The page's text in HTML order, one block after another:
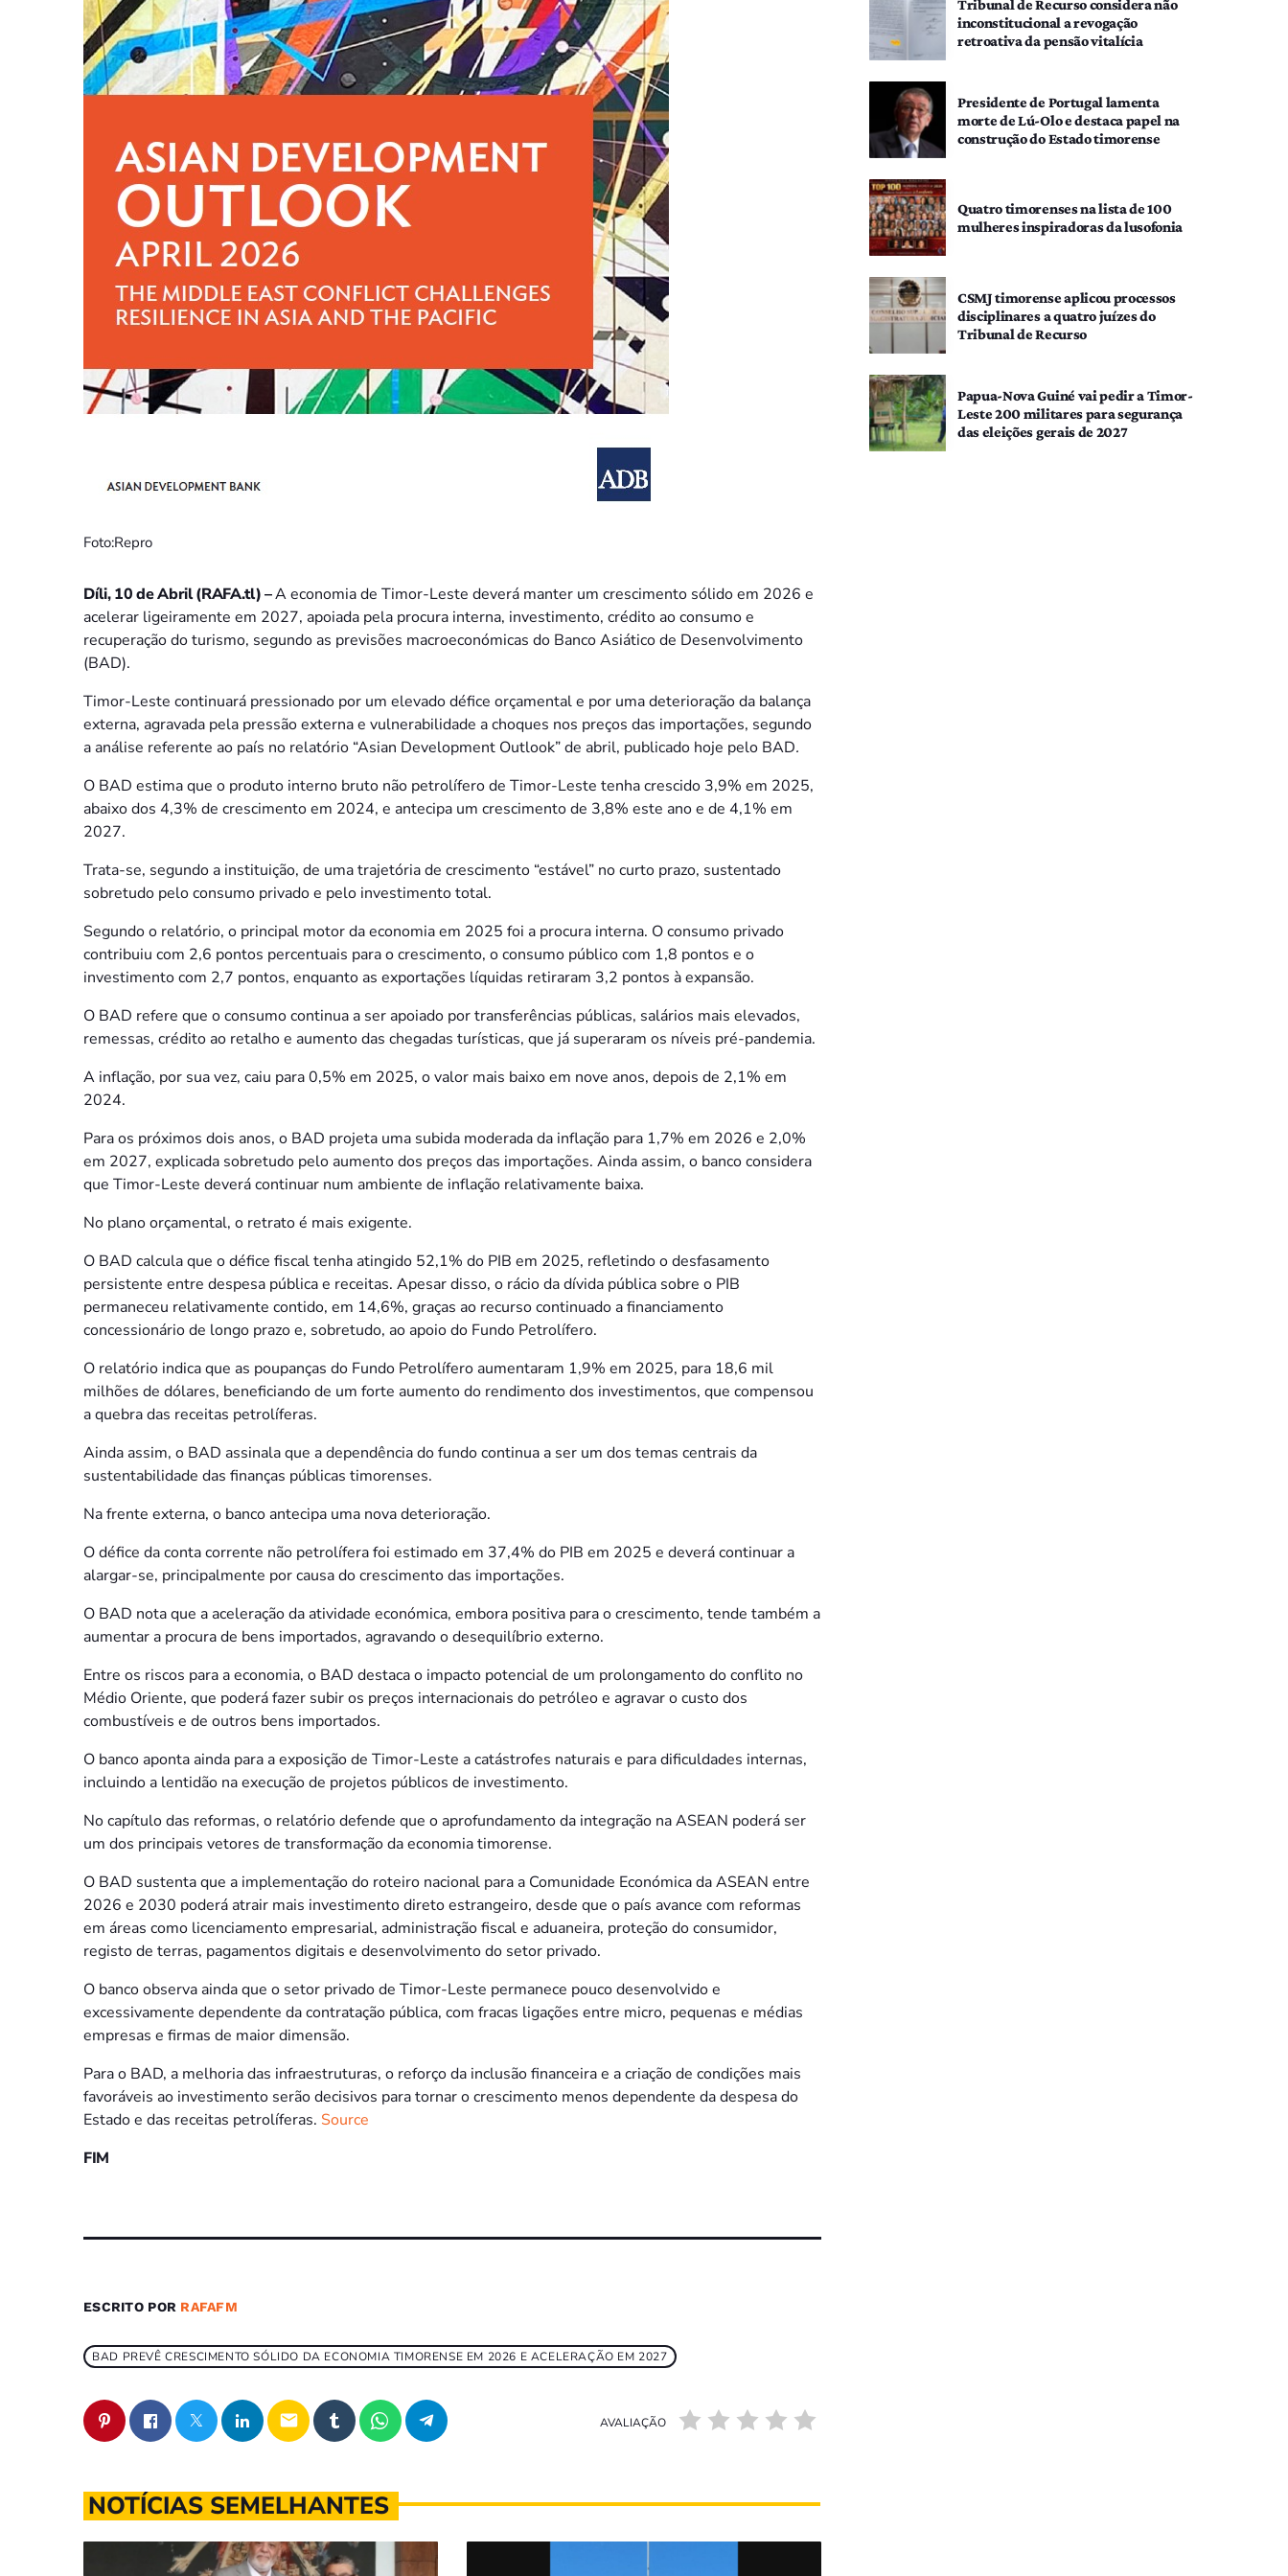
Foto:Repro
Díli, 10 de Abril (RAFA.tl) –A economia de Timor-Leste deverá manter um crescimento sólido em 2026 e
acelerar ligeiramente em 2027, apoiada pela procura interna, investimento, crédito ao consumo e
recuperação do turismo, segundo as previsões macroeconómicas do Banco Asiático de Desenvolvimento
(BAD).
Timor-Leste continuará pressionado por um elevado défice orçamental e por uma deterioração da balança
externa, agravada pela pressão externa e vulnerabilidade a choques nos preços das importações, segundo
a análise referente ao país no relatório “Asian Development Outlook” de abril, publicado hoje pelo BAD.
O BAD estima que o produto interno bruto não petrolífero de Timor-Leste tenha crescido 3,9% em 2025,
abaixo dos 4,3% de crescimento em 2024, e antecipa um crescimento de 3,8% este ano e de 4,1% em
2027.
Trata-se, segundo a instituição, de uma trajetória de crescimento “estável” no curto prazo, sustentado
sobretudo pelo consumo privado e pelo investimento total.
Segundo o relatório, o principal motor da economia em 2025 foi a procura interna. O consumo privado
contribuiu com 2,6 pontos percentuais para o crescimento, o consumo público com 1,8 pontos e o
investimento com 2,7 pontos, enquanto as exportações líquidas retiraram 3,2 pontos à expansão.
O BAD refere que o consumo continua a ser apoiado por transferências públicas, salários mais elevados,
remessas, crédito ao retalho e aumento das chegadas turísticas, que já superaram os níveis pré-pandemia.
A inflação, por sua vez, caiu para 0,5% em 2025, o valor mais baixo em nove anos, depois de 2,1% em
2024.
Para os próximos dois anos, o BAD projeta uma subida moderada da inflação para 1,7% em 2026 e 2,0%
em 2027, explicada sobretudo pelo aumento dos preços das importações. Ainda assim, o banco considera
que Timor-Leste deverá continuar num ambiente de inflação relativamente baixa.
No plano orçamental, o retrato é mais exigente.
O BAD calcula que o défice fiscal tenha atingido 52,1% do PIB em 2025, refletindo o desfasamento
persistente entre despesa pública e receitas. Apesar disso, o rácio da dívida pública sobre o PIB
permaneceu relativamente contido, em 14,6%, graças ao recurso continuado a financiamento
concessionário de longo prazo e, sobretudo, ao apoio do Fundo Petrolífero.
O relatório indica que as poupanças do Fundo Petrolífero aumentaram 1,9% em 2025, para 18,6 mil
milhões de dólares, beneficiando de um forte aumento do rendimento dos investimentos, que compensou
a quebra das receitas petrolíferas.
Ainda assim, o BAD assinala que a dependência do fundo continua a ser um dos temas centrais da
sustentabilidade das finanças públicas timorenses.
Na frente externa, o banco antecipa uma nova deterioração.
O défice da conta corrente não petrolífera foi estimado em 37,4% do PIB em 2025 e deverá continuar a
alargar-se, principalmente por causa do crescimento das importações.
O BAD nota que a aceleração da atividade económica, embora positiva para o crescimento, tende também a
aumentar a procura de bens importados, agravando o desequilíbrio externo.
Entre os riscos para a economia, o BAD destaca o impacto potencial de um prolongamento do conflito no
Médio Oriente, que poderá fazer subir os preços internacionais do petróleo e agravar o custo dos
combustíveis e de outros bens importados.
O banco aponta ainda para a exposição de Timor-Leste a catástrofes naturais e para dificuldades internas,
incluindo a lentidão na execução de projetos públicos de investimento.
No capítulo das reformas, o relatório defende que o aprofundamento da integração na ASEAN poderá ser
um dos principais vetores de transformação da economia timorense.
O BAD sustenta que a implementação do roteiro nacional para a Comunidade Económica da ASEAN entre
2026 e 2030 poderá atrair mais investimento direto estrangeiro, desde que o país avance com reformas
em áreas como licenciamento empresarial, administração fiscal e aduaneira, proteção do consumidor,
registo de terras, pagamentos digitais e desenvolvimento do setor privado.
O banco observa ainda que o setor privado de Timor-Leste permanece pouco desenvolvido e
excessivamente dependente da contratação pública, com fracas ligações entre micro, pequenas e médias
empresas e firmas de maior dimensão.
Para o BAD, a melhoria das infraestruturas, o reforço da inclusão financeira e a criação de condições mais
favoráveis ao investimento serão decisivos para tornar o crescimento menos dependente da despesa do
Estado e das receitas petrolíferas. Source
FIM
ESCRITO POR RAFAFM
BAD PREVÊ CRESCIMENTO SÓLIDO DA ECONOMIA TIMORENSE EM 2026 E ACELERAÇÃO EM 2027
email AVALIAÇÃO
NOTÍCIAS SEMELHANTES
Tribunal de Recurso considera não
inconstitucional a revogação
retroativa da pensão vitalícia
Presidente de Portugal lamenta
morte de Lú-Olo e destaca papel na
construção do Estado timorense
Quatro timorenses na lista de 100
mulheres inspiradoras da lusofonia
CSMJ timorense aplicou processos
disciplinares a quatro juízes do
Tribunal de Recurso
Papua-Nova Guiné vai pedir a Timor-
Leste 200 militares para segurança
das eleições gerais de 2027